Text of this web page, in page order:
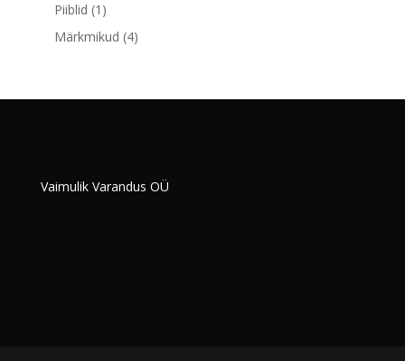
Piiblid 1 1
toode
Märkmikud 44
Vaimulik Varandus OÜ